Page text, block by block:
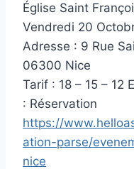
Église Saint
Vendredi 20
Adresse : 9 Rue
06300 Nice
Tarif : 18 – 15 – 12
: Réservation
https://
ation-parse/
nice